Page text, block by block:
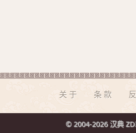
关于 条款
© 2004-2026 汉典